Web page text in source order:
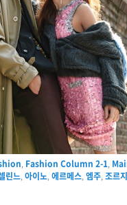
, Fashion Column 2-1,
린느,아이노,에르메스,엠주,조르